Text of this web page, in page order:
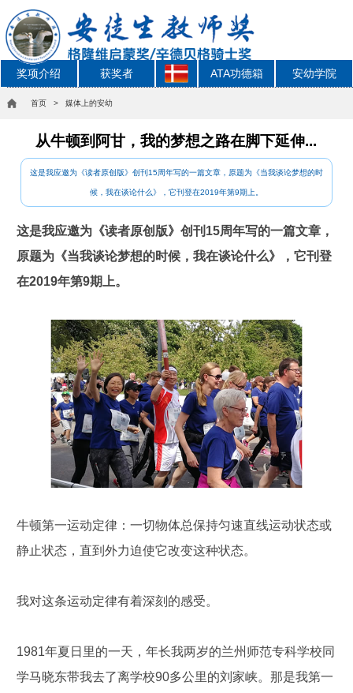
奖项介绍 获奖者 ATA功德箱 安幼学院
首页> 媒体上的安幼
从牛顿到阿甘，我的梦想之路在脚下延伸...
这是我应邀为《读者原创版》创刊15周年写的一篇文章，原题为《当我谈论梦想的时
候，我在谈论什么》，它刊登在2019年第9期上。
这是我应邀为《读者原创版》创刊15周年写的一篇文章，
原题为《当我谈论梦想的时候，我在谈论什么》，它刊登
在2019年第9期上。
牛顿第一运动定律：一切物体总保持匀速直线运动状态或
静止状态，直到外力迫使它改变这种状态。
我对这条运动定律有着深刻的感受。
1981年夏日里的一天，年长我两岁的兰州师范专科学校同
学马晓东带我去了离学校90多公里的刘家峡。那是我第一